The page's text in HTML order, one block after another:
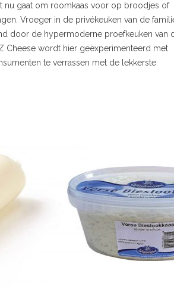
nu gaat om roomkaas voor op broodjes of
Vroeger in de privékeuken van de
door de hypermoderne proefkeuken van
Cheese wordt hier geëxperimenteerd met
te verrassen met de lekkerste